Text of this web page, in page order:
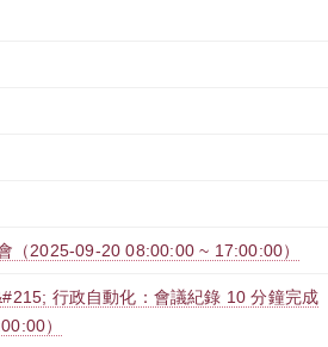
（2025-09-20 08:00:00 ~ 17:00:00）
行政自動化：會議紀錄 10 分鐘完成
）